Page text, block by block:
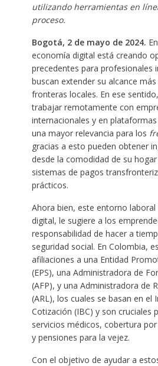
utilizando herramientas en
proceso.
Bogotá, 2 de mayo de 2024.
economía digital está creando
precedentes para profesionales
buscan extender su alcance
fronteras locales. En ese
trabajar remotamente con
internacionales y en
una mayor relevancia para los
gracias a esto pueden obtener
desde la comodidad de su
sistemas de pagos
prácticos.
Ahora bien, este entorno laboral
digital, le sugiere a los
responsabilidad de hacer a
seguridad social. En Colombia,
afiliaciones a una Entidad
(EPS), una Administradora de
(AFP), y una Administradora de
(ARL), los cuales se basan en el
Cotización (IBC) y son cruciales
servicios médicos, cobertura
y pensiones para la vejez.
Con el objetivo de ayudar a